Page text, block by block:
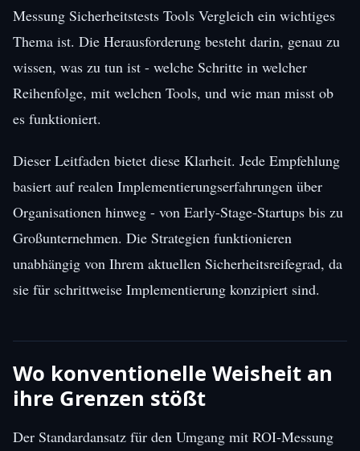
Messung Sicherheitstests Tools Vergleich ein wichtiges
Thema ist. Die Herausforderung besteht darin, genau zu
wissen, was zu tun ist - welche Schritte in welcher
Reihenfolge, mit welchen Tools, und wie man misst ob
es funktioniert.
Dieser Leitfaden bietet diese Klarheit. Jede Empfehlung
basiert auf realen Implementierungserfahrungen über
Organisationen hinweg - von Early-Stage-Startups bis zu
Großunternehmen. Die Strategien funktionieren
unabhängig von Ihrem aktuellen Sicherheitsreifegrad, da
sie für schrittweise Implementierung konzipiert sind.
Wo konventionelle Weisheit an
ihre Grenzen stößt
Der Standardansatz für den Umgang mit ROI-Messung